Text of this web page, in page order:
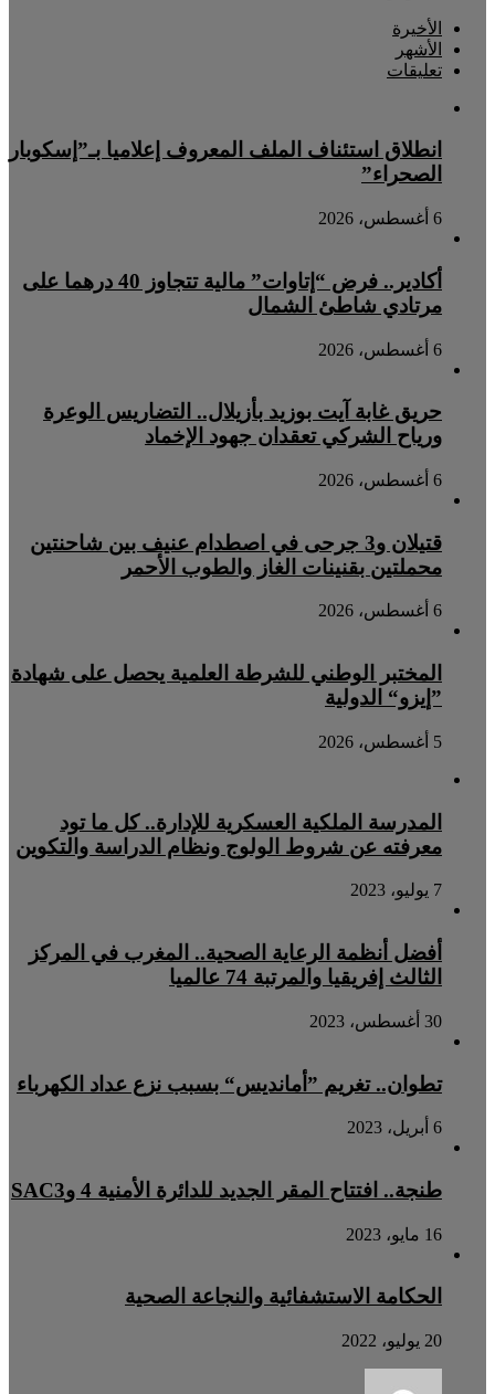
الأخيرة
الأشهر
تعليقات
انطلاق استئناف الملف المعروف إعلاميا بـ”إسكوبار
الصحراء”
6 أغسطس، 2026
أكادير.. فرض “إتاوات” مالية تتجاوز 40 درهما على
مرتادي شاطئ الشمال
6 أغسطس، 2026
حريق غابة آيت بوزيد بأزيلال.. التضاريس الوعرة
ورياح الشركي تعقدان جهود الإخماد
6 أغسطس، 2026
قتيلان و3 جرحى في اصطدام عنيف بين شاحنتين
محملتين بقنينات الغاز والطوب الأحمر
6 أغسطس، 2026
المختبر الوطني للشرطة العلمية يحصل على شهادة
”إيزو“ الدولية
5 أغسطس، 2026
المدرسة الملكية العسكرية للإدارة.. كل ما تود
معرفته عن شروط الولوج ونظام الدراسة والتكوين
7 يوليو، 2023
أفضل أنظمة الرعاية الصحية.. المغرب في المركز
الثالث إفريقيا والمرتبة 74 عالميا
30 أغسطس، 2023
تطوان.. تغريم ”أمانديس“ بسبب نزع عداد الكهرباء
6 أبريل، 2023
طنجة.. افتتاح المقر الجديد للدائرة الأمنية 4 وSAC3
16 مايو، 2023
الحكامة الاستشفائية والنجاعة الصحية
20 يوليو، 2022